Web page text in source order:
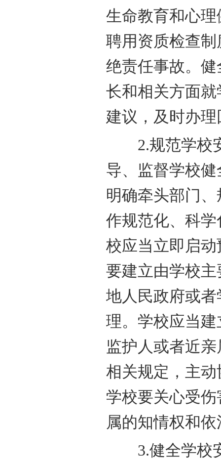
生命教育和心
聘用资质检查
绝责任事故。
长和相关方面
建议，及时办理
2.规范学校安
导、监督学校
明确牵头部门
作规范化、科
校应当立即启
要建立由学校
地人民政府或
理。学校应当
监护人或者近
相关规定，主
学校要关心受
属的知情权和
3.健全学校安